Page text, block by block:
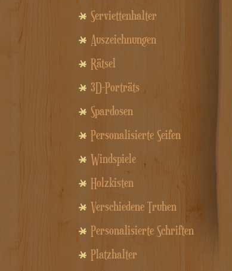
Serviettenhalter
Auszeichnungen
Rätsel
3D-Porträts
Spardosen
Personalisierte Seifen
Windspiele
Holzkisten
Verschiedene Truhen
Personalisierte Schriften
Platzhalter